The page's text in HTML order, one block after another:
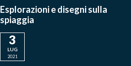
Esplorazioni e disegni sulla
spiaggia
3
LUG
2021